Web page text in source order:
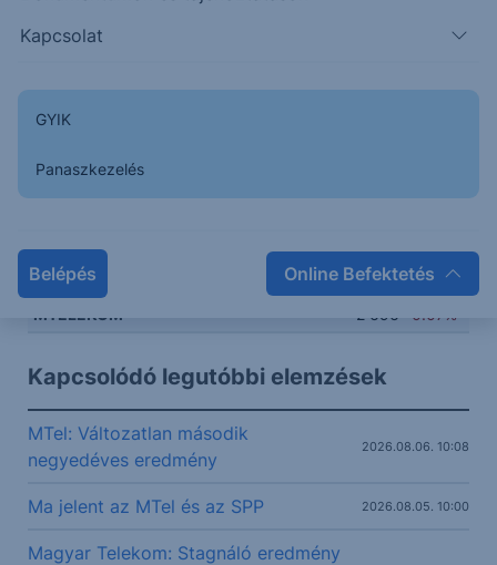
Kapcsolat
GYIK
Panaszkezelés
Belépés Online Befektetés
08:00 12:00 14:00
2720
MTELEKOM 2 696 -0.07%
Kapcsolódó legutóbbi elemzések
MTel: Változatlan második
negyedéves eredmény
2026.08.06. 10:08
Ma jelent az MTel és az SPP 2026.08.05. 10:00
Magyar Telekom: Stagnáló eredmény